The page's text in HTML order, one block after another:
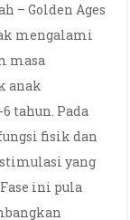
– Golden Ages
mengalami
masa
anak
tahun. Pada
fisik dan
yang
ini pula